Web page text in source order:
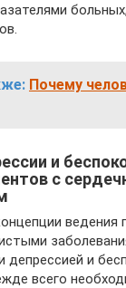
Почему
и
с
ведения
и
всего